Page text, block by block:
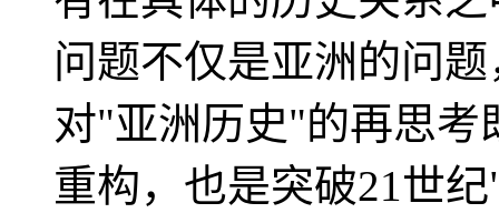
问题不仅是亚洲的问
对"亚洲历史"的再思考
重构，也是突破21世